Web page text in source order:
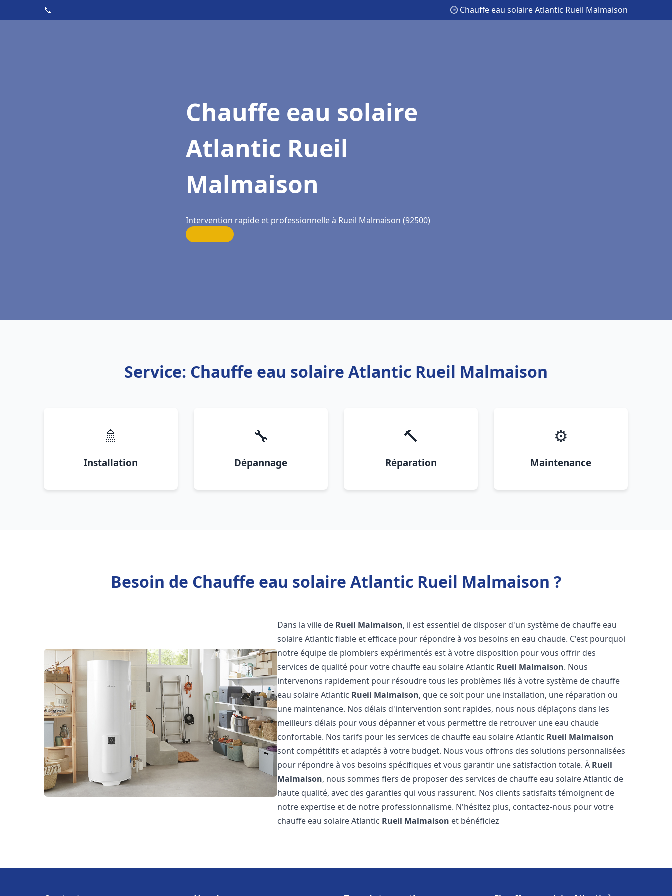
📞 🕒 Chauffe eau solaire Atlantic Rueil Malmaison
Chauffe eau solaire
Atlantic Rueil
Malmaison
Intervention rapide et professionnelle à Rueil Malmaison (92500)
Service: Chauffe eau solaire Atlantic Rueil Malmaison
🚿
Installation
🔧
Dépannage
🔨
Réparation
⚙️
Maintenance
Besoin de Chauffe eau solaire Atlantic Rueil Malmaison ?
Dans la ville de Rueil Malmaison, il est essentiel de disposer d'un système de chauffe eau
solaire Atlantic fiable et efficace pour répondre à vos besoins en eau chaude. C'est pourquoi
notre équipe de plombiers expérimentés est à votre disposition pour vous offrir des
services de qualité pour votre chauffe eau solaire Atlantic Rueil Malmaison. Nous
intervenons rapidement pour résoudre tous les problèmes liés à votre système de chauffe
eau solaire Atlantic Rueil Malmaison, que ce soit pour une installation, une réparation ou
une maintenance. Nos délais d'intervention sont rapides, nous nous déplaçons dans les
meilleurs délais pour vous dépanner et vous permettre de retrouver une eau chaude
confortable. Nos tarifs pour les services de chauffe eau solaire Atlantic Rueil Malmaison
sont compétitifs et adaptés à votre budget. Nous vous offrons des solutions personnalisées
pour répondre à vos besoins spécifiques et vous garantir une satisfaction totale. À Rueil
Malmaison, nous sommes fiers de proposer des services de chauffe eau solaire Atlantic de
haute qualité, avec des garanties qui vous rassurent. Nos clients satisfaits témoignent de
notre expertise et de notre professionnalisme. N'hésitez plus, contactez-nous pour votre
chauffe eau solaire Atlantic Rueil Malmaison et bénéficiez